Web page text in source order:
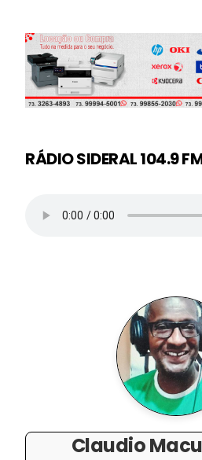
RÁDIO SIDERAL 104.9
Claudio